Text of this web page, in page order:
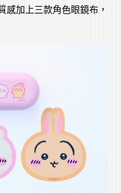
感加上三款角色眼鏡布，